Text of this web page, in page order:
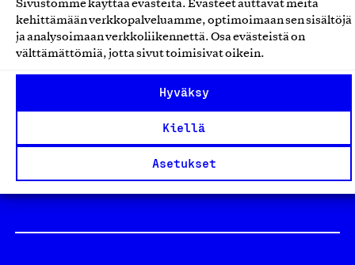
Sivustomme käyttää evästeitä. Evästeet auttavat meitä
kehittämään verkkopalveluamme, optimoimaan sen sisältöjä
ja analysoimaan verkkoliikennettä. Osa evästeistä on
välttämättömiä, jotta sivut toimisivat oikein.
Hyväksy
Kiellä
Asetukset
Design From Finland
Yhteiskunnallinen Yritys -merkki